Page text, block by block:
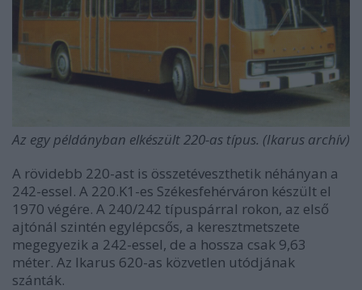
Az egy példányban elkészült 220-as típus. (Ikarus archív)
A rövidebb 220-ast is összetéveszthetik néhányan a
242-essel. A 220.K1-es Székesfehérváron készült el
1970 végére. A 240/242 típuspárral rokon, az első
ajtónál szintén egylépcsős, a keresztmetszete
megegyezik a 242-essel, de a hossza csak 9,63
méter. Az Ikarus 620-as közvetlen utódjának
szánták.